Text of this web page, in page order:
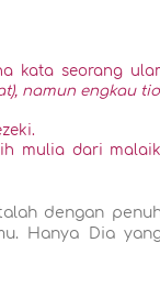
kata seorang
namun engkau
mulia dari
dengan
Hanya Dia